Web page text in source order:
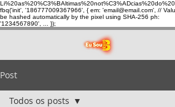
fbq('init', '186777009367966', { em: 'email@email.com', //
be hashed automatically by the pixel using SHA-256 ph:
'1234567890', ... });
Post
Todos os posts